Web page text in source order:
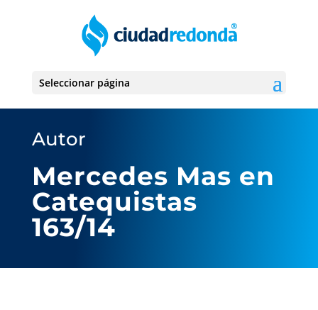
Seleccionar página
Autor
Mercedes Mas en
Catequistas
163/14